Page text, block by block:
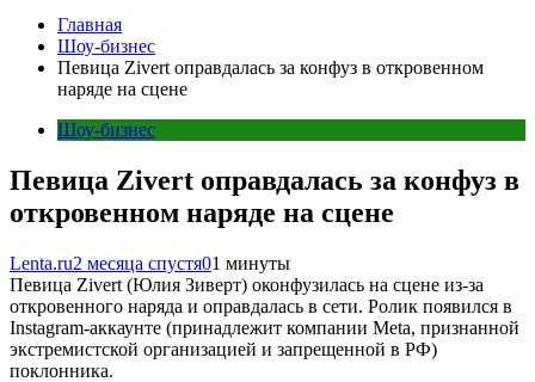
Главная
Шоу-бизнес
Певица Zivert оправдалась за конфуз в откровенном
наряде на сцене
Шоу-бизнес
Певица Zivert оправдалась за конфуз в
откровенном наряде на сцене
Lenta.ru2 месяца спустя01 минуты
Певица Zivert (Юлия Зиверт) оконфузилась на сцене из-за
откровенного наряда и оправдалась в сети. Ролик появился в
Instagram-аккаунте (принадлежит компании Meta, признанной
экстремистской организацией и запрещенной в РФ)
поклонника.